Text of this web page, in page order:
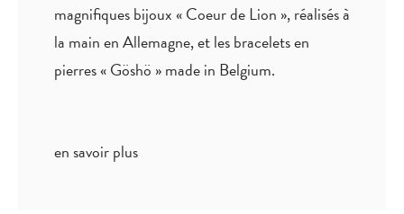
magnifiques bijoux « Coeur de Lion », réalisés à
la main en Allemagne, et les bracelets en
pierres « Göshö » made in Belgium.
en savoir plus